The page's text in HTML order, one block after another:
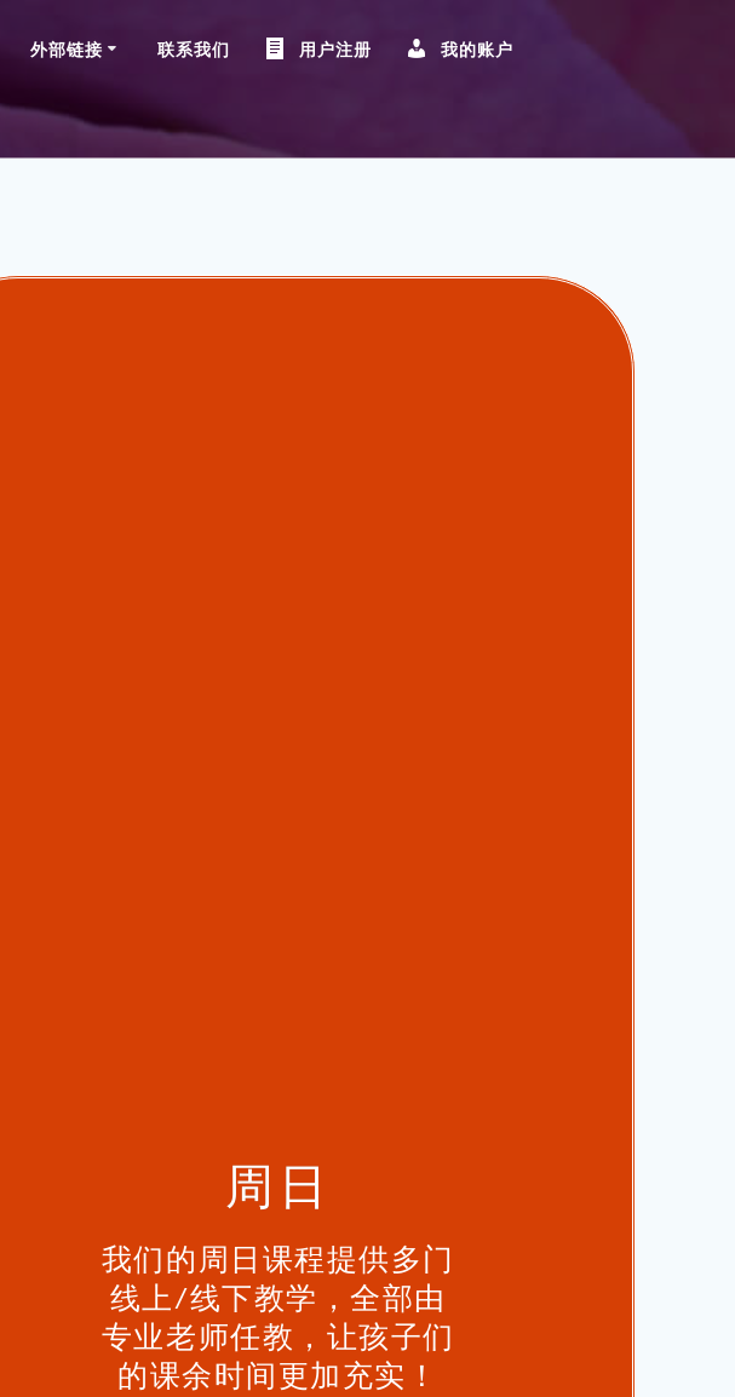
外部链接 联系我们 用户注册 我的账户
周日
我们的周日课程提供多门
线上/线下教学，全部由
专业老师任教，让孩子们
的课余时间更加充实！